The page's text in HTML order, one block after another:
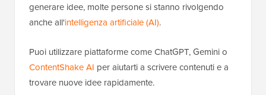
generare idee, molte persone si stanno rivolgendo
anche all'intelligenza artificiale (AI).
Puoi utilizzare piattaforme come ChatGPT, Gemini o
ContentShake AI per aiutarti a scrivere contenuti e a
trovare nuove idee rapidamente.